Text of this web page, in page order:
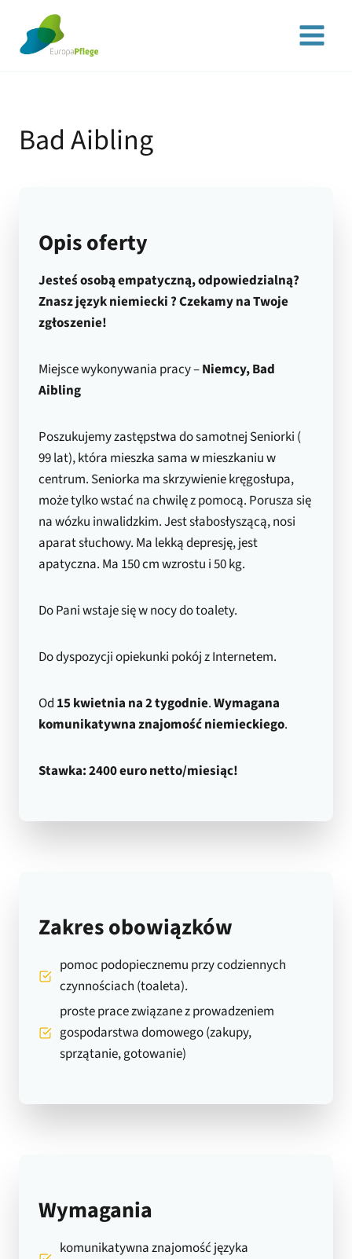
treści
Bad Aibling
Opis oferty
Jesteś osobą empatyczną, odpowiedzialną?
Znasz język niemiecki ? Czekamy na Twoje
zgłoszenie!
Miejsce wykonywania pracy –Niemcy, Bad
Aibling
Poszukujemy zastępstwa do samotnej Seniorki (
99 lat), która mieszka sama w mieszkaniu w
centrum. Seniorka ma skrzywienie kręgosłupa,
może tylko wstać na chwilę z pomocą. Porusza się
na wózku inwalidzkim. Jest słabosłyszącą, nosi
aparat słuchowy. Ma lekką depresję, jest
apatyczna. Ma 150 cm wzrostu i 50 kg.
Do Pani wstaje się w nocy do toalety.
Do dyspozycji opiekunki pokój z Internetem.
Od 15 kwietnia na 2 tygodnie.Wymagana
komunikatywna znajomość niemieckiego.
Stawka: 2400 euro netto/miesiąc!
Zakres obowiązków
pomoc podopiecznemu przy codziennych
czynnościach (toaleta).
proste prace związane z prowadzeniem
gospodarstwa domowego (zakupy,
sprzątanie, gotowanie)
Wymagania
komunikatywna znajomość języka